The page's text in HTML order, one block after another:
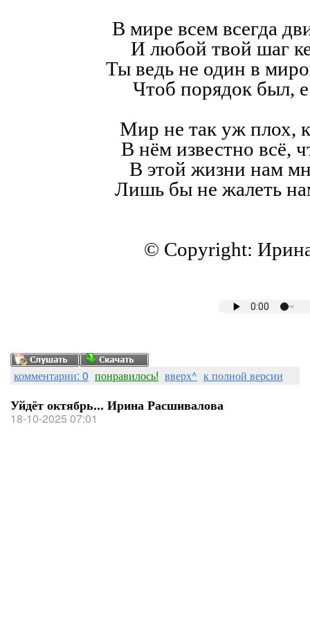
В мире всем всегда
И любой твой шаг
Ты ведь не один в
Чтоб порядок был,
Мир не так уж плох,
В нём известно всё,
В этой жизни нам
Лишь бы не жалеть
© Copyright:
комментарии: 0 понравилось! вверх^ к полной версии
Уйдёт октябрь... Ирина Расшивалова
18-10-2025 07:01